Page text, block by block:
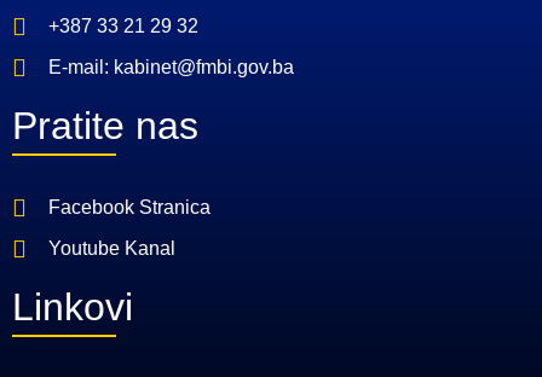
+387 33 21 29 32
E-mail: kabinet@fmbi.gov.ba
Pratite nas
Facebook Stranica
Youtube Kanal
Linkovi